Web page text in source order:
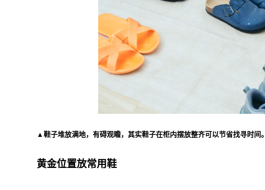
▲鞋子堆放满地，有碍观瞻，其实鞋子在柜内摆放整齐可以节省找寻时间。
黄金位置放常用鞋